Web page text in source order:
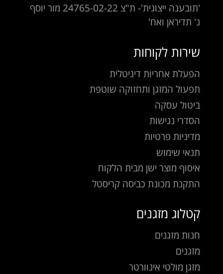
'תובענה ייצוגית'- ת"צ 24765-02-22 מור יוסף
נ' תדיראן ואח'
שירות לקוחות
הפעלת אחריות דיגיטלית
תפעול המזגן ותחזוקה שוטפת
ביטול עסקה
הסדרי נגישות
מדיניות פרטיות
תנאי שימוש
איסוף מוצר ישן מבית הלקוח
התקנת מכונת כביסה קריסטל
קטלוג מזגנים
חנות מזגנים
מזגנים
מזגן מולטי אינוורטר